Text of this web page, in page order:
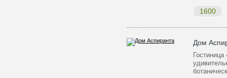
1600
Дом